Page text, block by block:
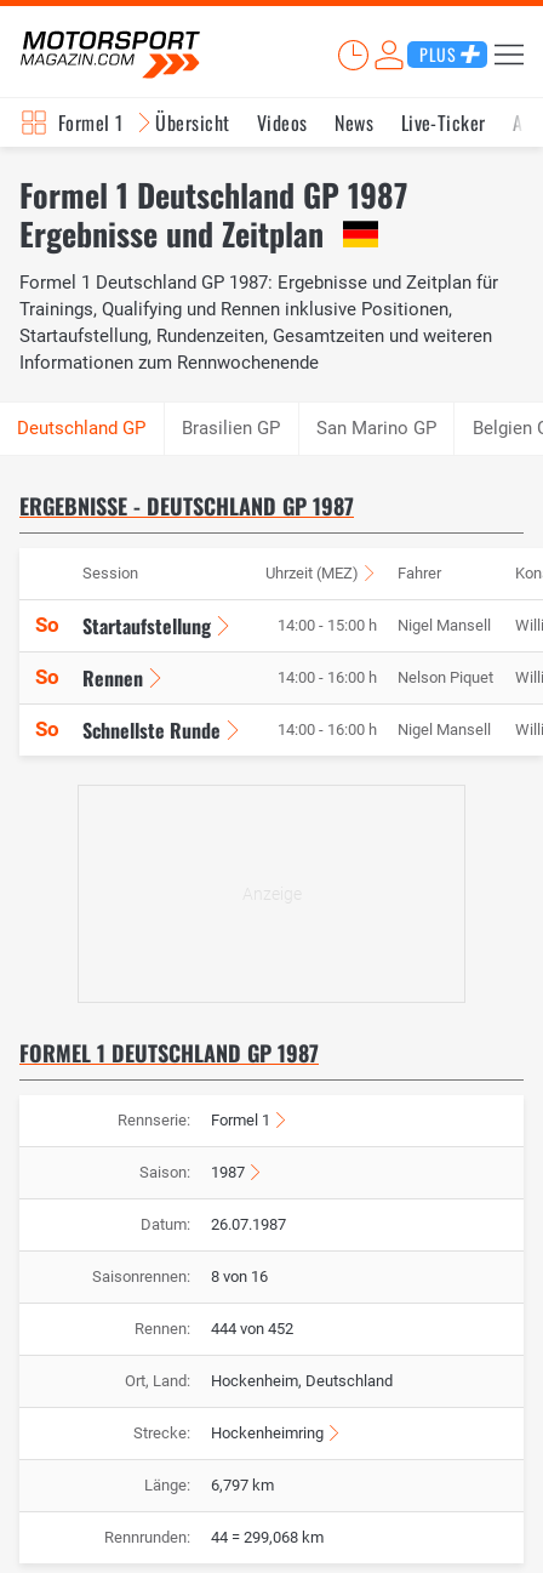
PLUS
Formel 1 Übersicht Videos News Live-Ticker
Formel 1 Deutschland GP 1987
Ergebnisse und Zeitplan
Formel 1 Deutschland GP 1987: Ergebnisse und Zeitplan für
Trainings, Qualifying und Rennen inklusive Positionen,
Startaufstellung, Rundenzeiten, Gesamtzeiten und weiteren
Informationen zum Rennwochenende
Brasilien GP San Marino GP Belgien
ERGEBNISSE - DEUTSCHLAND GP 1987
Session Uhrzeit (MEZ) Fahrer
So Startaufstellung 14:00 - 15:00 h Nigel Mansell
So Rennen 14:00 - 16:00 h Nelson Piquet
So Schnellste Runde 14:00 - 16:00 h Nigel Mansell
FORMEL 1 DEUTSCHLAND GP 1987
Rennserie: Formel 1
Saison: 1987
Datum: 26.07.1987
Saisonrennen: 8 von 16
Rennen: 444 von 452
Ort, Land: Hockenheim, Deutschland
Strecke: Hockenheimring
Länge: 6,797 km
Rennrunden: 44 = 299,068 km